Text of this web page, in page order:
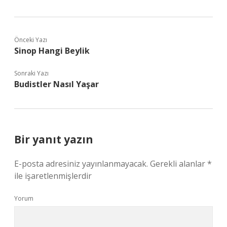
Önceki Yazı
Sinop Hangi Beylik
Sonraki Yazı
Budistler Nasıl Yaşar
Bir yanıt yazın
E-posta adresiniz yayınlanmayacak. Gerekli alanlar*
ile işaretlenmişlerdir
Yorum